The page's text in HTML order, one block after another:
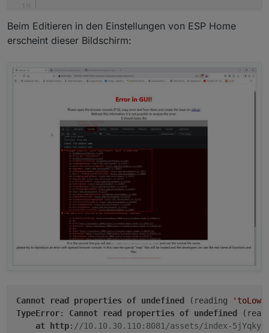
Docker          : false
Kernel          : x86_64
Userland        : 64bit
System was installed 588 days ago (on 2024-11-
Systemuptime and Load:
13:00:08 up 1 day, 17:33,  1 user,  load
CPU threads     : 4
*** LIFE CYCLE STATUS ***
Operating System is the current Debian stable
*** TIME AND TIMEZONES ***
Local time: Sun 2026-07-05
Universal time: Sun 2026-07-05
System clock synchronized: yes
              NTP service: active
          RTC
in local TZ: no
Beim Editieren in den Einstellungen von ESP Home
erscheint dieser Bildschirm:
Cannot read properties of undefined (reading
TypeError: Cannot read properties of undefined
at
http: //10.10.30.110:8081/assets/index-